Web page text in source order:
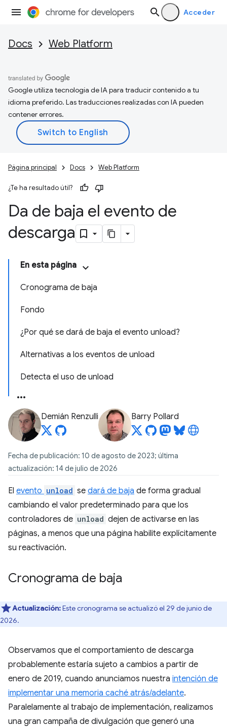
Acceder
Docs Web Platform
Google utiliza tecnología de IA para traducir contenido a tu
idioma preferido. Las traducciones realizadas con IA pueden
contener errores.
Página principal Docs Web Platform
¿Te ha resultado útil?
Da de baja el evento de
descarga
En esta página
Cronograma de baja
Fondo
¿Por qué se dará de baja el evento unload?
Alternativas a los eventos de unload
Detecta el uso de unload
Demián Renzulli Barry Pollard
Fecha de publicación: 10 de agosto de 2023; última
actualización: 14 de julio de 2026
El evento unload se dará de baja de forma gradual
cambiando el valor predeterminado para que los
controladores de unload dejen de activarse en las
páginas, a menos que una página habilite explícitamente
su reactivación.
Cronograma de baja
Actualización:Este cronograma se actualizó el 29 de junio de
2026.
Observamos que el comportamiento de descarga
probablemente estaría sujeto a cambios a partir de
enero de 2019, cuando anunciamos nuestra intención de
implementar una memoria caché atrás/adelante.
Paralelamente al trabajo de implementación, realizamos
una gran campaña de divulgación que generó una